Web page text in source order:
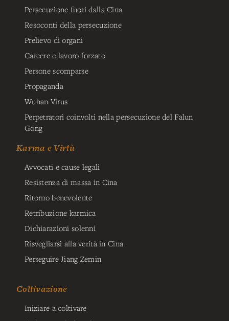
Persecuzione fuori dalla Cina
Resoconti della persecuzione
Prelievo di organi
Carcere e lavoro forzato
Persone scomparse
Propaganda
Wuhan Virus
Perpetratori coinvolti nella persecuzione del Falun
Gong
Karma e Virtù
Avvocati e cause legali
Resistenza di massa in Cina
Ritorno benevolente
Retribuzione karmica
Dichiarazioni solenni
Risvegliarsi alla verità in Cina
Perseguire Jiang Zemin
Coltivazione
Iniziare a coltivare